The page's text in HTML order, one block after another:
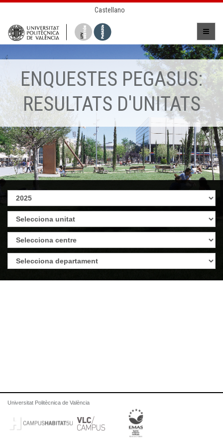
Castellano
ENQUESTES PEGASUS:
RESULTATS D'UNITATS
Universitat Politècnica de València